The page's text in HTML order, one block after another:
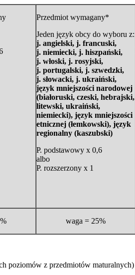
Przedmiot wymagany*
Jeden język obcy do wyboru z:
j. angielski, j. francuski,
j. niemiecki, j. hiszpański,
j. włoski, j. rosyjski,
j. portugalski, j. szwedzki,
j. słowacki, j. ukraiński,
język mniejszości narodowej
(białoruski, czeski, hebrajski,
litewski, ukraiński,
niemiecki), język mniejszości
etnicznej (łemkowski), język
regionalny (kaszubski)
P. podstawowy x 0,6
albo
P. rozszerzony x 1
waga = 25%
poziomów z przedmiotów maturalnych)